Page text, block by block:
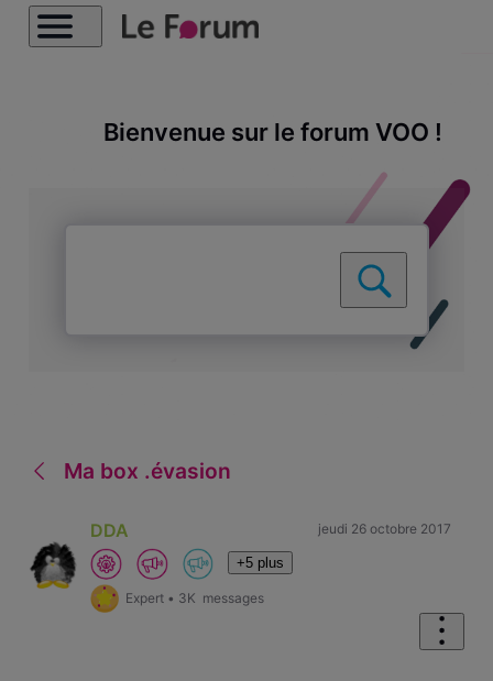
Bienvenue sur le forum VOO !
Ma box .évasion
DDA
+5 plus
Expert • 3K messages
jeudi 26 octobre 2017